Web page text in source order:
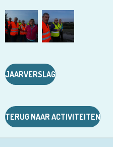
JAARVERSLAG
TERUG NAAR ACTIVITEITEN